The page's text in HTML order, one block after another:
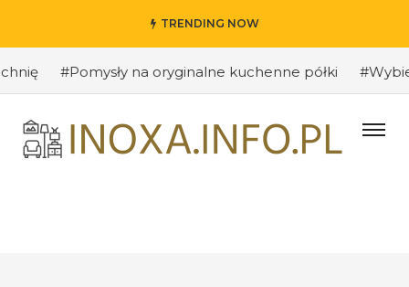
TRENDING NOW
#Pomysły na oryginalne kuchenne półki